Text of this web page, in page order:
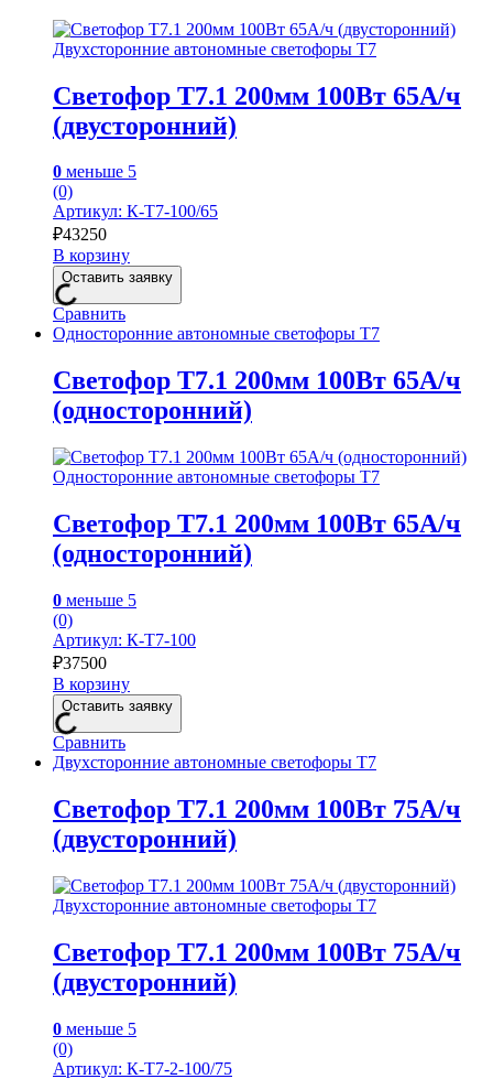
Двухсторонние автономные светофоры Т7
Светофор Т7.1 200мм 100Вт 65А/ч
(двусторонний)
0 меньше 5
(0)
Артикул: К-Т7-100/65
₽43250
В корзину
Оставить заявку
Сравнить
Односторонние автономные светофоры Т7
Светофор Т7.1 200мм 100Вт 65А/ч
(односторонний)
Односторонние автономные светофоры Т7
Светофор Т7.1 200мм 100Вт 65А/ч
(односторонний)
0 меньше 5
(0)
Артикул: К-Т7-100
₽37500
В корзину
Оставить заявку
Сравнить
Двухсторонние автономные светофоры Т7
Светофор Т7.1 200мм 100Вт 75А/ч
(двусторонний)
Двухсторонние автономные светофоры Т7
Светофор Т7.1 200мм 100Вт 75А/ч
(двусторонний)
0 меньше 5
(0)
Артикул: К-Т7-2-100/75